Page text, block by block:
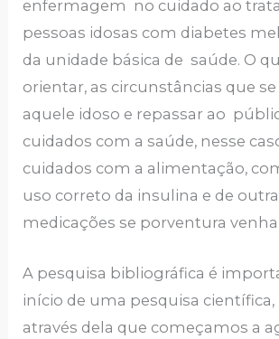
enfermagem no cuidado ao
pessoas idosas com diabetes
da unidade básica de saúde. O
orientar, as circunstâncias que
aquele idoso e repassar ao
cuidados com a saúde, nesse
cuidados com a alimentação,
uso correto da insulina e de
medicações se porventura venha
A pesquisa bibliográfica é
início de uma pesquisa científica,
através dela que começamos a